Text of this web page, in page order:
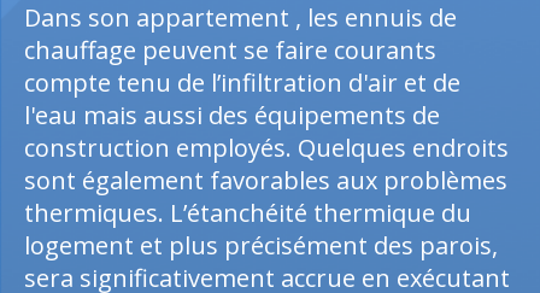
Dans son appartement , les ennuis de
chauffage peuvent se faire courants
compte tenu de l’infiltration d'air et de
l'eau mais aussi des équipements de
construction employés. Quelques endroits
sont également favorables aux problèmes
thermiques. L’étanchéité thermique du
logement et plus précisément des parois,
sera significativement accrue en exécutant